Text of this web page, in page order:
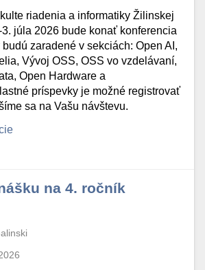
riadenia a informatiky Žilinskej
júla 2026 bude konať konferencia
zaradené v sekciách: Open AI,
Vývoj OSS, OSS vo vzdelávaní,
Open Hardware a
príspevky je možné registrovať
sa na Vašu návštevu.
na 4. ročník